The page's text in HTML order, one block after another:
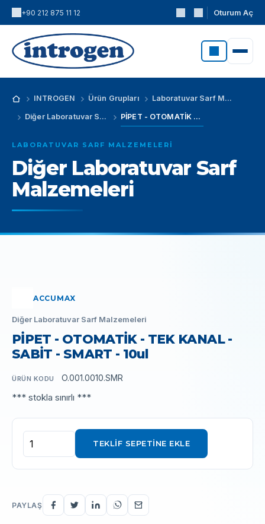
+90 212 875 11 12 Oturum Aç
INTROGEN Ürün Grupları Laboratuvar Sarf Malzemeleri
Diğer Laboratuvar Sarf Malzemeleri PİPET - OTOMATİK - TEK KANAL - SABİT - SMART - 10ul
LABORATUVAR SARF MALZEMELERI
Diğer Laboratuvar Sarf
Malzemeleri
ACCUMAX
Diğer Laboratuvar Sarf Malzemeleri
PİPET - OTOMATİK - TEK KANAL -
SABİT - SMART - 10ul
ÜRÜN KODU O.001.0010.SMR
*** stokla sınırlı ***
TEKLIF SEPETINE EKLE
PAYLAŞ